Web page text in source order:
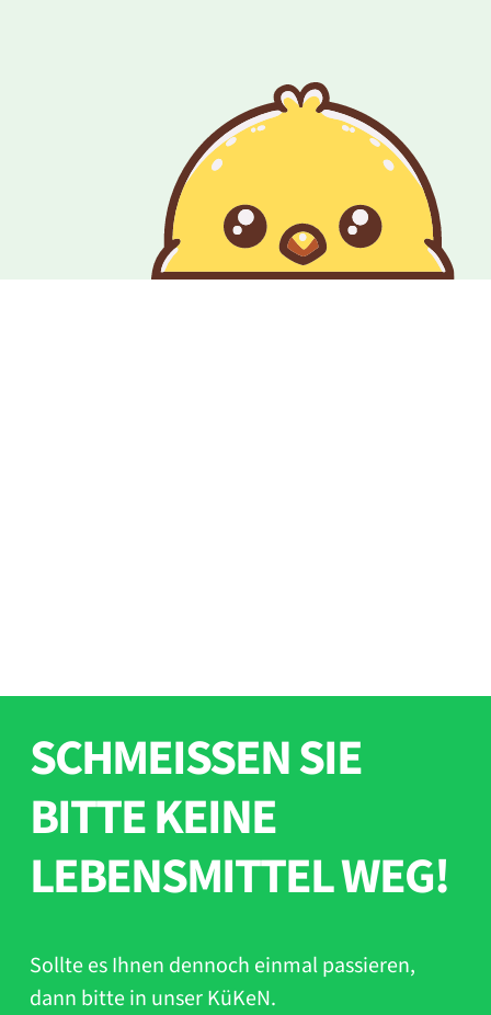
SCHMEISSEN SIE B
ITTE KEINE L
EBENSMITTEL WEG!
Sollte es Ihnen dennoch einmal passieren,
dann bitte in unser KüKeN.